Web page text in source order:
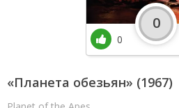
«Планета обезьян» (1967)
0
0